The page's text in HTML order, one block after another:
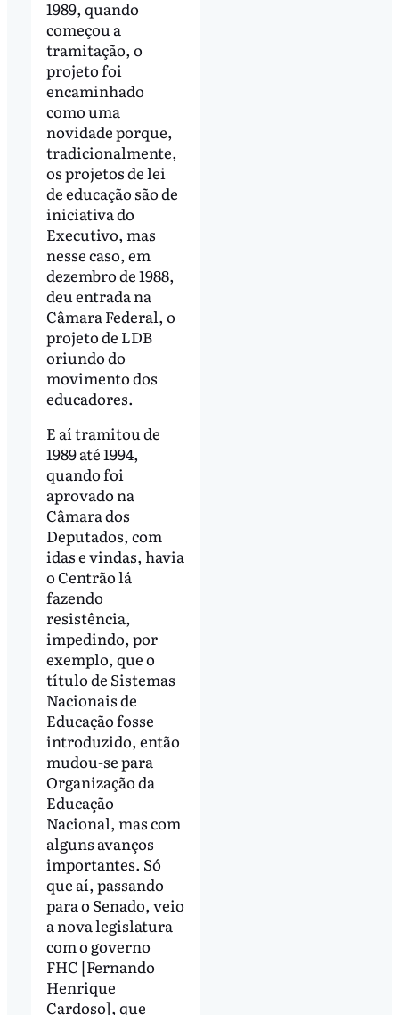
1989, quando
começou a
tramitação, o
projeto foi
encaminhado
como uma
novidade porque,
tradicionalmente,
os projetos de lei
de educação são de
iniciativa do
Executivo, mas
nesse caso, em
dezembro de 1988,
deu entrada na
Câmara Federal, o
projeto de LDB
oriundo do
movimento dos
educadores.
E aí tramitou de
1989 até 1994,
quando foi
aprovado na
Câmara dos
Deputados, com
idas e vindas, havia
o Centrão lá
fazendo
resistência,
impedindo, por
exemplo, que o
título de Sistemas
Nacionais de
Educação fosse
introduzido, então
mudou-se para
Organização da
Educação
Nacional, mas com
alguns avanços
importantes. Só
que aí, passando
para o Senado, veio
a nova legislatura
com o governo
FHC [Fernando
Henrique
Cardoso], que